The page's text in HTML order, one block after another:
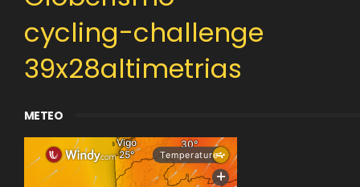
cycling-challenge
39x28altimetrias
METEO